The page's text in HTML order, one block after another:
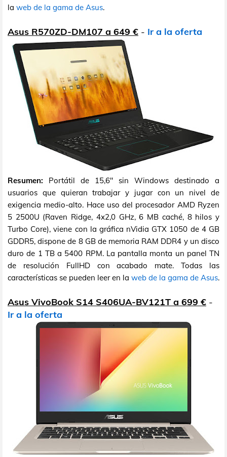
la web de la gama de Asus.
Asus R570ZD-DM107 a 649 € - Ir a la oferta
Resumen: Portátil de 15,6" sin Windows destinado a
usuarios que quieran trabajar y jugar con un nivel de
exigencia medio-alto. Hace uso del procesador AMD Ryzen
5 2500U (Raven Ridge, 4x2,0 GHz, 6 MB caché, 8 hilos y
Turbo Core), viene con la gráfica nVidia GTX 1050 de 4 GB
GDDR5, dispone de 8 GB de memoria RAM DDR4 y un disco
duro de 1 TB a 5400 RPM. La pantalla monta un panel TN
de resolución FullHD con acabado mate. Todas las
características se pueden leer en la web de la gama de Asus.
Asus VivoBook S14 S406UA-BV121T a 699 € -
Ir a la oferta